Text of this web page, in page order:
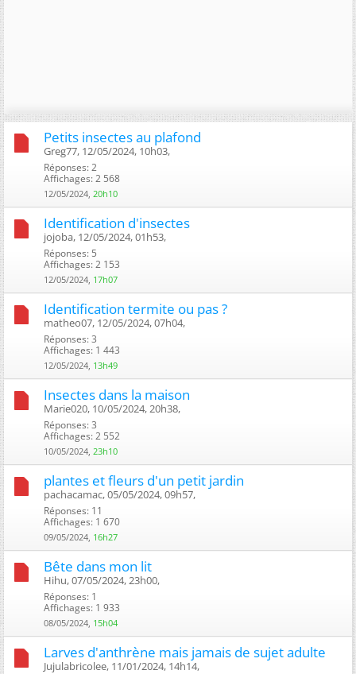
Petits insectes au plafond
Greg77, 12/05/2024, 10h03, ‎
Réponses: 2
Affichages: 2 568
12/05/2024, 20h10
Identification d'insectes
jojoba, 12/05/2024, 01h53, ‎
Réponses: 5
Affichages: 2 153
12/05/2024, 17h07
Identification termite ou pas ?
matheo07, 12/05/2024, 07h04, ‎
Réponses: 3
Affichages: 1 443
12/05/2024, 13h49
Insectes dans la maison
Marie020, 10/05/2024, 20h38, ‎
Réponses: 3
Affichages: 2 552
10/05/2024, 23h10
plantes et fleurs d'un petit jardin
pachacamac, 05/05/2024, 09h57, ‎
Réponses: 11
Affichages: 1 670
09/05/2024, 16h27
Bête dans mon lit
Hihu, 07/05/2024, 23h00, ‎
Réponses: 1
Affichages: 1 933
08/05/2024, 15h04
Larves d'anthrène mais jamais de sujet adulte
Jujulabricolee, 11/01/2024, 14h14, ‎